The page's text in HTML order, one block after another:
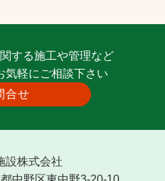
にお困りの方へ
する施工や管理など
気軽にご相談下さい
合せ
設株式会社